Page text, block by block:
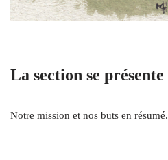
La section se présente
Notre mission et nos buts en résumé.